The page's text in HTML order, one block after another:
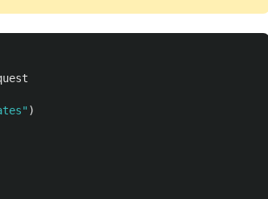
" )